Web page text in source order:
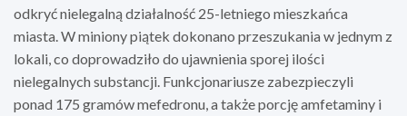
odkryć nielegalną działalność 25-letniego mieszkańca
miasta. W miniony piątek dokonano przeszukania w jednym z
lokali, co doprowadziło do ujawnienia sporej ilości
nielegalnych substancji. Funkcjonariusze zabezpieczyli
ponad 175 gramów mefedronu, a także porcję amfetaminy i